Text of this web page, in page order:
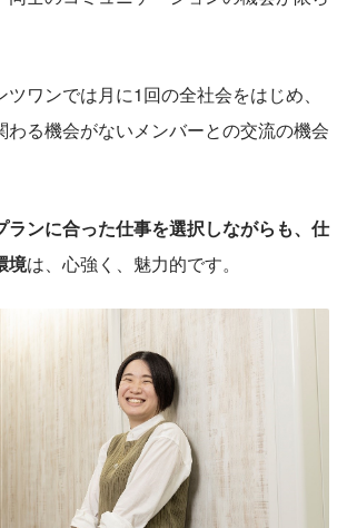
ワンでは月に1回の全社会をはじめ、
わる機会がないメンバーとの交流の機会
ランに合った仕事を選択しながらも、仕
境は、心強く、魅力的です。